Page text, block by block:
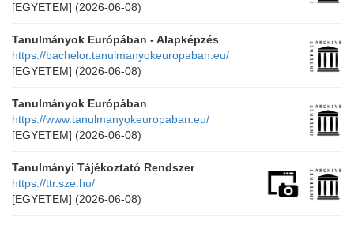
[EGYETEM] (2026-06-08)
Tanulmányok Európában - Alapképzés
https://bachelor.tanulmanyokeuropaban.eu/
[EGYETEM] (2026-06-08)
Tanulmányok Európában
https://www.tanulmanyokeuropaban.eu/
[EGYETEM] (2026-06-08)
Tanulmányi Tájékoztató Rendszer
https://ttr.sze.hu/
[EGYETEM] (2026-06-08)